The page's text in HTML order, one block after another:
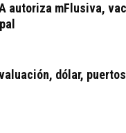
autoriza mFlusiva,
dólar,